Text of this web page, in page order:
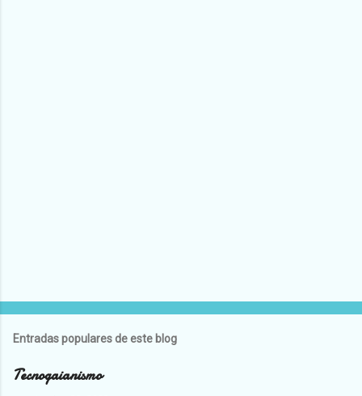
Entradas populares de este blog
Tecnogaianismo